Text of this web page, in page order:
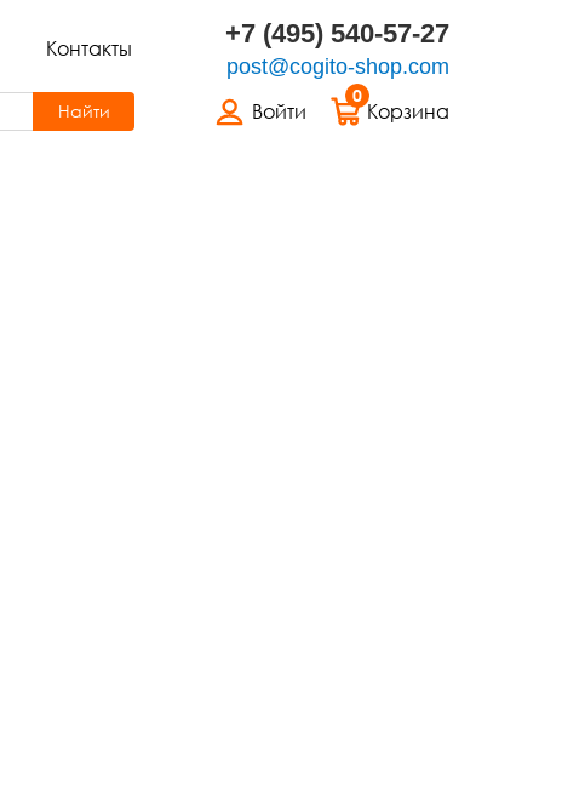
Контакты +7 (495) 540-57-27
post@cogito-shop.com
Войти
0
Корзина
Найти